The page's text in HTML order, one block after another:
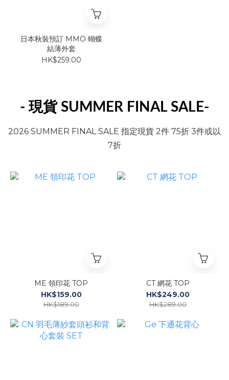
日本秋裝預訂 MMO 蝴蝶
結薄外套
HK$259.00
- 現貨 SUMMER FINAL SALE-
2026 SUMMER FINAL SALE 指定現貨 2件 75折 3件或以
7折
ME 領印花 TOP
HK$159.00
HK$189.00
CT 網花 TOP
HK$249.00
HK$289.00